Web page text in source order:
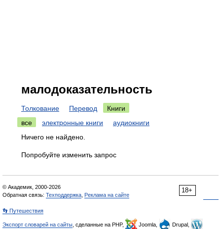
малодоказательность
Толкование Перевод
Книги
все
электронные книги
аудиокниги
Ничего не найдено.
Попробуйте изменить запрос
18+
© Академик, 2000-2026
Обратная связь: Техподдержка Реклама на сайте
👣 Путешествия
Экспорт словарей на сайты , сделанные на PHP, Joomla,
Drupal,